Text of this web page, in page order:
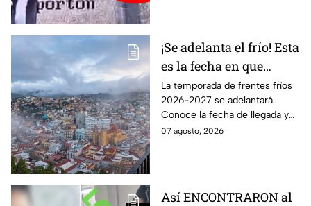
¡Se adelanta el frío! Esta
es la fecha en que
ingresará el primer
frente frío a Guanajuato
La temporada de frentes fríos
2026-2027 se adelantará.
Conoce la fecha de llegada y
los efectos previstos para
07 agosto, 2026
Así ENCONTRARON al